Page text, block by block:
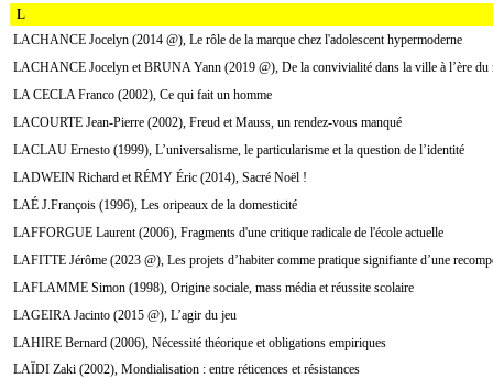
L
LACHANCE Jocelyn (2014 @), Le rôle de la marque chez l'adolescent hypermoderne
LACHANCE Jocelyn et BRUNA Yann (2019 @), De la convivialité dans la ville à l’ère du
LA CECLA Franco (2002), Ce qui fait un homme
LACOURTE Jean-Pierre (2002), Freud et Mauss, un rendez-vous manqué
LACLAU Ernesto (1999), L’universalisme, le particularisme et la question de l’identité
LADWEIN Richard et RÉMY Éric (2014), Sacré Noël !
LAÉ J.François (1996), Les oripeaux de la domesticité
LAFFORGUE Laurent (2006), Fragments d'une critique radicale de l'école actuelle
LAFITTE Jérôme (2023 @), Les projets d’habiter comme pratique signifiante d’une
LAFLAMME Simon (1998), Origine sociale, mass média et réussite scolaire
LAGEIRA Jacinto (2015 @), L’agir du jeu
LAHIRE Bernard (2006), Nécessité théorique et obligations empiriques
LAÏDI Zaki (2002), Mondialisation : entre réticences et résistances